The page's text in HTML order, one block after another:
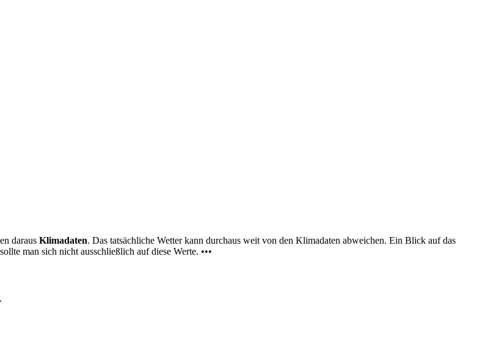
daraus Klimadaten. Das tatsächliche Wetter kann durchaus weit von den Klimadaten abweichen. Ein Blick auf das
man sich nicht ausschließlich auf diese Werte. •••